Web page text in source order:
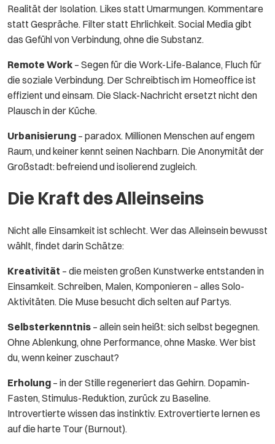
Realität der Isolation. Likes statt Umarmungen. Kommentare
statt Gespräche. Filter statt Ehrlichkeit. Social Media gibt
das Gefühl von Verbindung, ohne die Substanz.
Remote Work – Segen für die Work-Life-Balance, Fluch für
die soziale Verbindung. Der Schreibtisch im Homeoffice ist
effizient und einsam. Die Slack-Nachricht ersetzt nicht den
Plausch in der Küche.
Urbanisierung – paradox. Millionen Menschen auf engem
Raum, und keiner kennt seinen Nachbarn. Die Anonymität der
Großstadt: befreiend und isolierend zugleich.
Die Kraft des Alleinseins
Nicht alle Einsamkeit ist schlecht. Wer das Alleinsein bewusst
wählt, findet darin Schätze:
Kreativität – die meisten großen Kunstwerke entstanden in
Einsamkeit. Schreiben, Malen, Komponieren – alles Solo-
Aktivitäten. Die Muse besucht dich selten auf Partys.
Selbsterkenntnis – allein sein heißt: sich selbst begegnen.
Ohne Ablenkung, ohne Performance, ohne Maske. Wer bist
du, wenn keiner zuschaut?
Erholung – in der Stille regeneriert das Gehirn. Dopamin-
Fasten, Stimulus-Reduktion, zurück zu Baseline.
Introvertierte wissen das instinktiv. Extrovertierte lernen es
auf die harte Tour (Burnout).